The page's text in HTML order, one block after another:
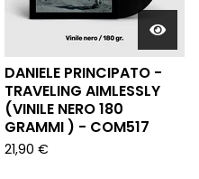
DANIELE PRINCIPATO -
TRAVELING AIMLESSLY
(VINILE NERO 180
GRAMMI ) - COM517
21,90 €